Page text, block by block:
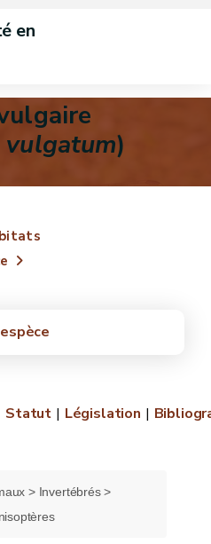
en
)
Statut Législation
> Invertébrés >